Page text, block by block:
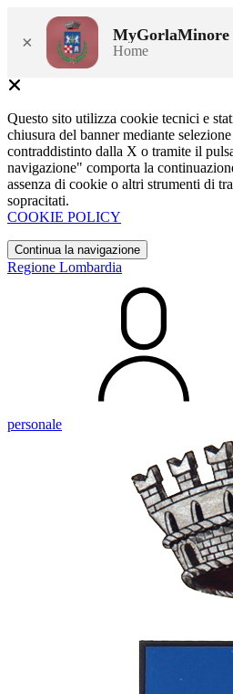
× MyGorlaMinore
Home
Questo sito utilizza cookie tecnici e
chiusura del banner mediante
contraddistinto dalla X o tramite il
navigazione" comporta la
assenza di cookie o altri strumenti di
sopracitati.
COOKIE POLICY
Continua la navigazione
Regione Lombardia
personale